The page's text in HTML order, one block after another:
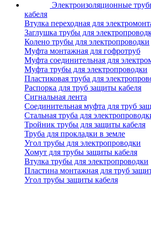
Электроизоляционные
кабеля
Втулка переходная для
Заглушка трубы для
Колено трубы для электропроводки
Муфта монтажная для гофротруб
Муфта соединительная для
Муфта трубы для электропроводки
Пластиковая труба для
Распорка для труб защиты кабеля
Сигнальная лента
Соединительная муфта для труб
Стальная труба для
Тройник трубы для защиты кабеля
Труба для прокладки в земле
Угол трубы для электропроводки
Хомут для трубы защиты кабеля
Втулка трубы для электропроводки
Пластина монтажная для труб
Угол трубы защиты кабеля